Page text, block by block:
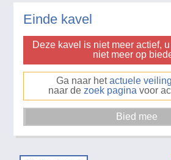
Einde kavel
Deze kavel is niet meer actief,
niet meer op
Ga naar hetactuele
naar de zoek pagina voor